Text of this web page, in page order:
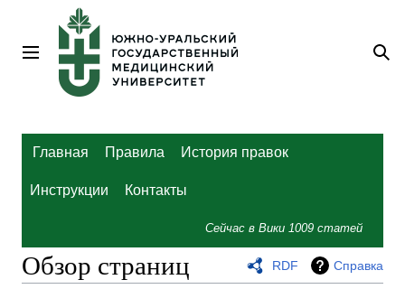
содержанию
Главное меню
Главная Правила История правок
Инструкции Контакты
Сейчас в Вики 1009 статей
Обзор страниц RDF Справка